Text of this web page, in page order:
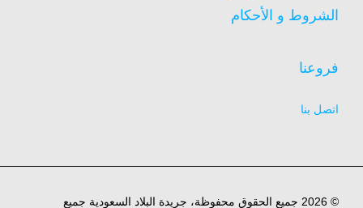
الشروط و الأحكام
فروعنا
اتصل بنا
© 2026 جميع الحقوق محفوظة، جريدة البلاد السعودية جميع